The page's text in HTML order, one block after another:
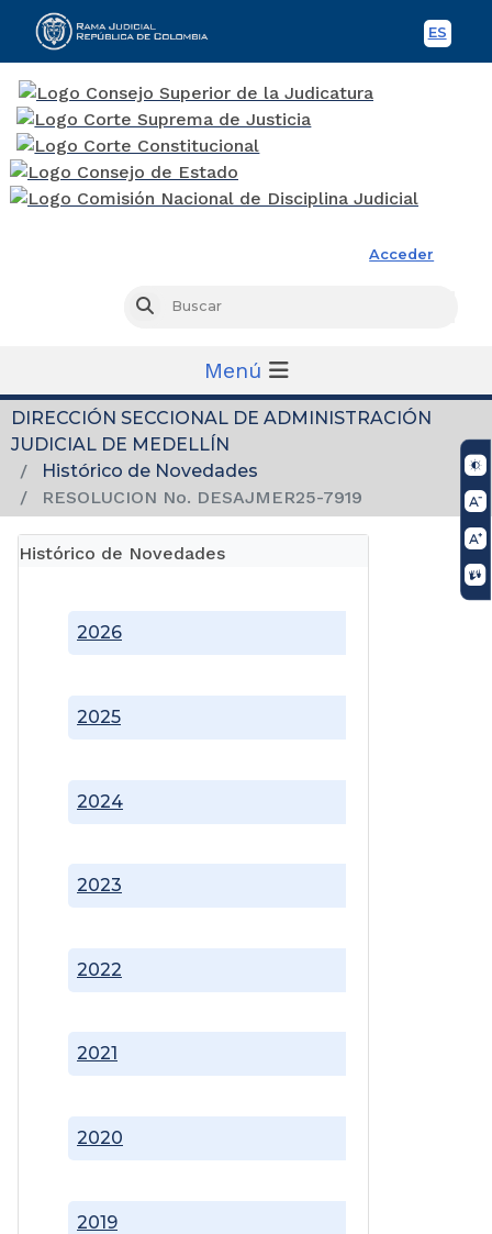
ES
Acceder
Buscar
Menú
DIRECCIÓN SECCIONAL DE ADMINISTRACIÓN
JUDICIAL DE MEDELLÍN
Histórico de Novedades
RESOLUCION No. DESAJMER25-7919
Histórico de Novedades
2019
2020
2021
2022
2023
2024
2025
2026